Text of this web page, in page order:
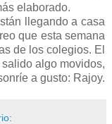
elaborado.
llegando a casa
que esta semana
de los colegios. El
algo movidos,
a gusto: Rajoy.